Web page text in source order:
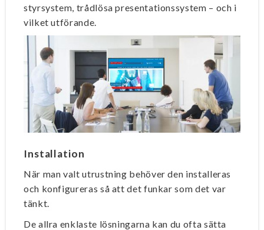
styrsystem, trådlösa presentationssystem – och i
vilket utförande.
Installation
När man valt utrustning behöver den installeras
och konfigureras så att det funkar som det var
tänkt.
De allra enklaste lösningarna kan du ofta sätta